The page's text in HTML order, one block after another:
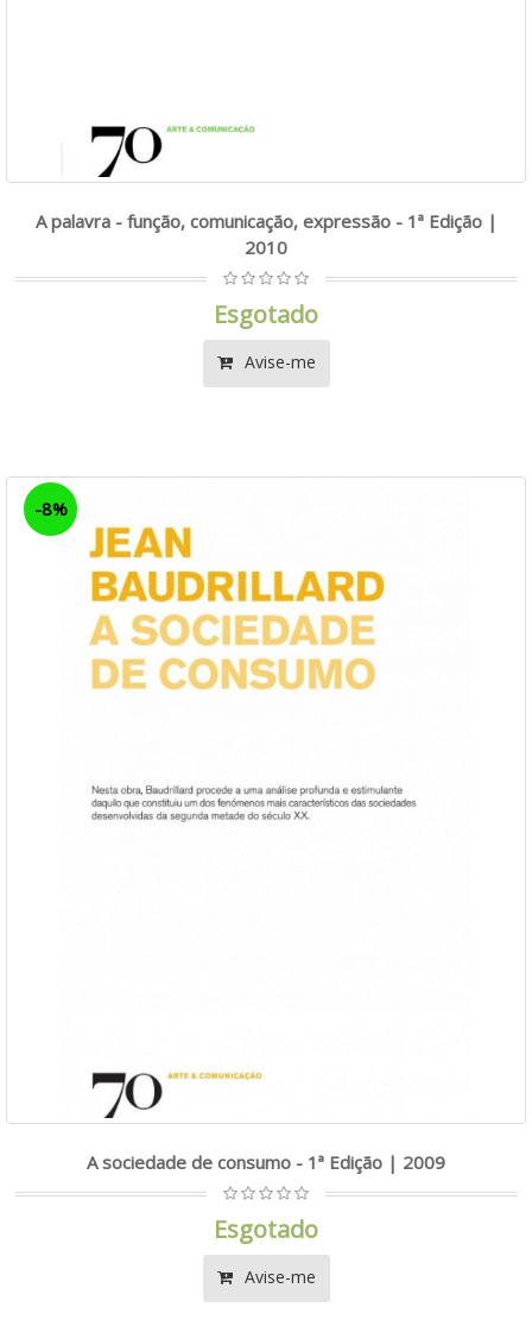
A palavra - função, comunicação, expressão - 1ª Edição |
2010
Esgotado
Avise-me
-8%
A sociedade de consumo - 1ª Edição | 2009
Esgotado
Avise-me